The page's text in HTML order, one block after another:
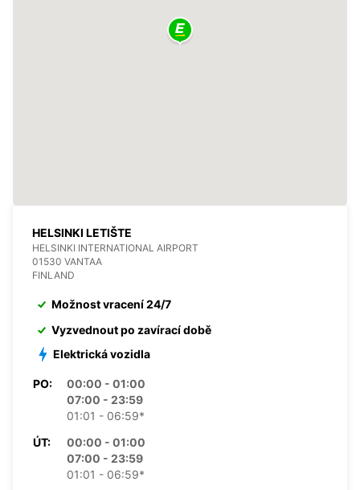
HELSINKI LETIŠTE
HELSINKI INTERNATIONAL AIRPORT
01530 VANTAA
FINLAND
Možnost vracení 24/7
Vyzvednout po zavírací době
Elektrická vozidla
PO:
00:00 - 01:00
07:00 - 23:59
01:01 - 06:59*
ÚT:
00:00 - 01:00
07:00 - 23:59
01:01 - 06:59*